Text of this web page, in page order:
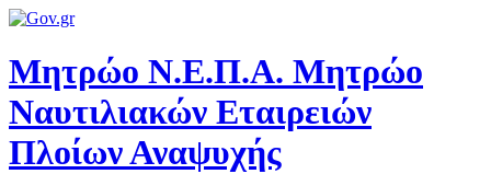
Μητρώο Ν.Ε.Π.Α. Μητρώο
Ναυτιλιακών Εταιρειών
Πλοίων Αναψυχής